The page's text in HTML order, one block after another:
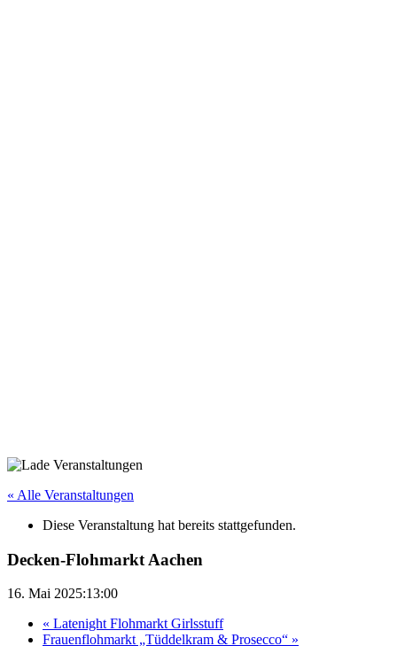
« Alle Veranstaltungen
Diese Veranstaltung hat bereits stattgefunden.
Decken-Flohmarkt Aachen
16. Mai 2025:13:00
« Latenight Flohmarkt Girlsstuff
Frauenflohmarkt „Tüddelkram & Prosecco“ »